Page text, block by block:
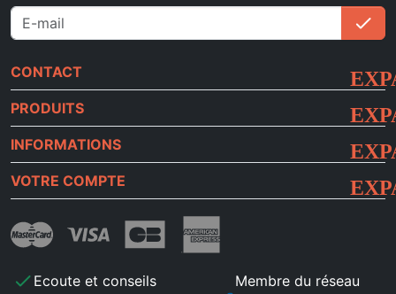
check
CONTACT
PRODUITS
INFORMATIONS
VOTRE COMPTE
check Ecoute et conseils Membre du réseau